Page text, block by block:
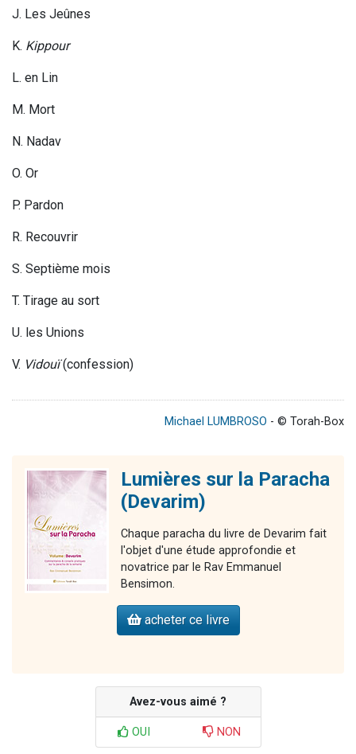
J. Les Jeûnes
K. Kippour
L. en Lin
M. Mort
N. Nadav
O. Or
P. Pardon
R. Recouvrir
S. Septième mois
T. Tirage au sort
U. les Unions
V. Vidouï(confession)
Michael LUMBROSO - © Torah-Box
Lumières sur la Paracha
(Devarim)
Chaque paracha du livre de Devarim fait
l'objet d'une étude approfondie et
novatrice par le Rav Emmanuel
Bensimon.
acheter ce livre
Avez-vous aimé ?
OUI NON